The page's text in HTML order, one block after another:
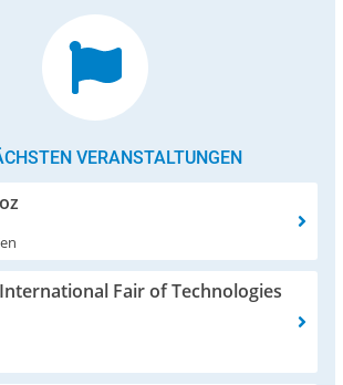
VERANSTALTUNGEN
Fair of Technologies